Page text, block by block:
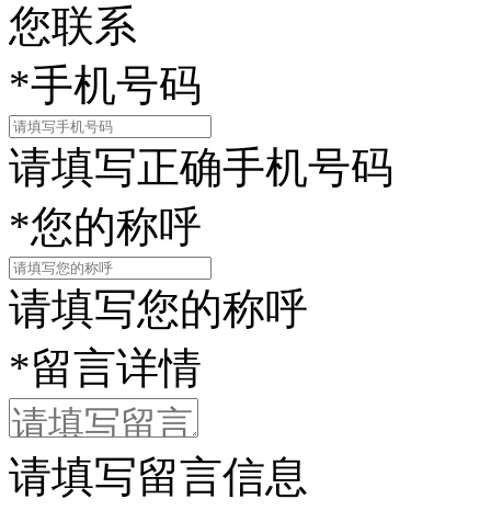
您联系
*手机号码
请填写正确手机号码
*您的称呼
请填写您的称呼
*留言详情
请填写留言信息